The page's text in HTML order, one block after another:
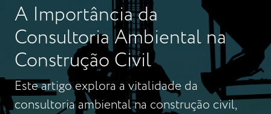
A Importância da
Consultoria Ambiental na
Construção Civil
Este artigo explora a vitalidade da
consultoria ambiental na construção civil,